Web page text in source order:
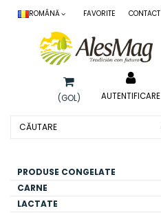
ROMÂNĂ FAVORITE CONTACT
(GOL) AUTENTIFICARE
PRODUSE CONGELATE
CARNE
LACTATE